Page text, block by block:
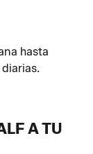
hasta
A TU